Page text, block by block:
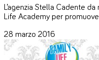
L’agenzia Stella Cadente
Life Academy per
28 marzo 2016